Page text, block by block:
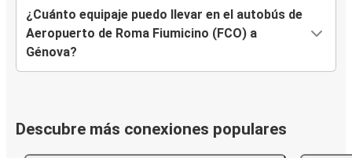
¿Cuánto equipaje puedo llevar en el autobús de
Aeropuerto de Roma Fiumicino (FCO) a
Génova?
Descubre más conexiones populares